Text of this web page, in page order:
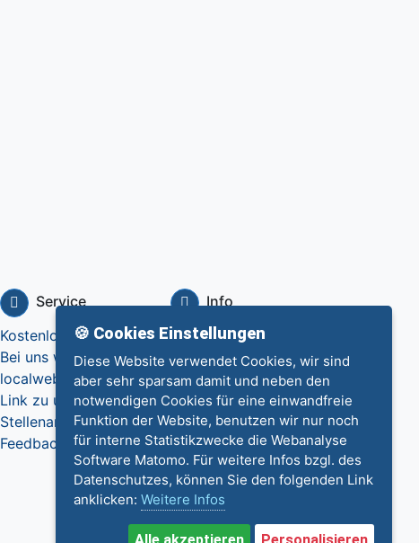
Service
Kostenlos eintragen
Bei uns werben
localweb.de
Link zu uns
Stellenangebote
Feedback
Info
Datenschutz
Impressum
Kontakt
🍪 Cookies Einstellungen
Diese Website verwendet Cookies, wir sind
aber sehr sparsam damit und neben den
notwendigen Cookies für eine einwandfreie
Funktion der Website, benutzen wir nur noch
für interne Statistikzwecke die Webanalyse
Software Matomo. Für weitere Infos bzgl. des
Datenschutzes, können Sie den folgenden Link
anklicken: Weitere Infos